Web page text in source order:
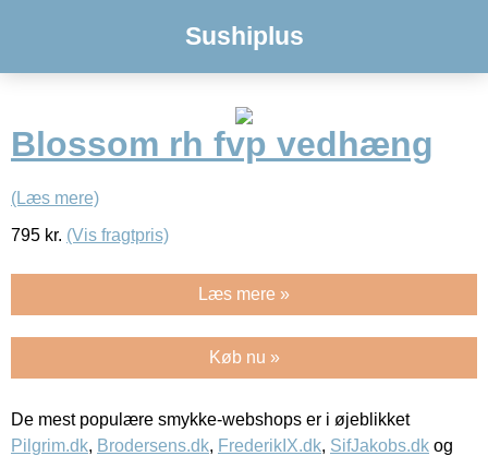
Sushiplus
Blossom rh fvp vedhæng
(Læs mere)
795 kr. (Vis fragtpris)
Læs mere »
Køb nu »
De mest populære smykke-webshops er i øjeblikket
Pilgrim.dk, Brodersens.dk, FrederikIX.dk, SifJakobs.dk og